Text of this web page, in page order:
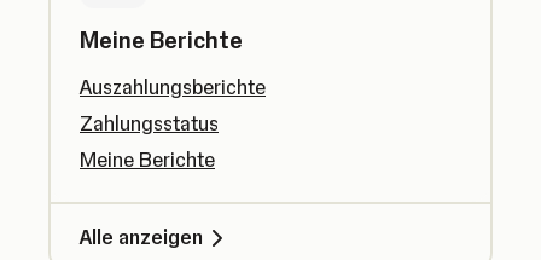
Meine Berichte
Auszahlungsberichte
Zahlungsstatus
Meine Berichte
Alle anzeigen